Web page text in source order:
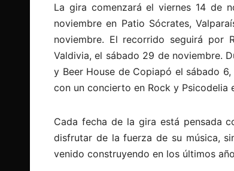
La gira comenzará el viernes 14 de
noviembre en Patio Sócrates,
noviembre. El recorrido seguirá por
Valdivia, el sábado 29 de noviembre.
y Beer House de Copiapó el sábado
con un concierto en Rock y Psicodelia
Cada fecha de la gira está pensada
disfrutar de la fuerza de su música,
venido construyendo en los últimos